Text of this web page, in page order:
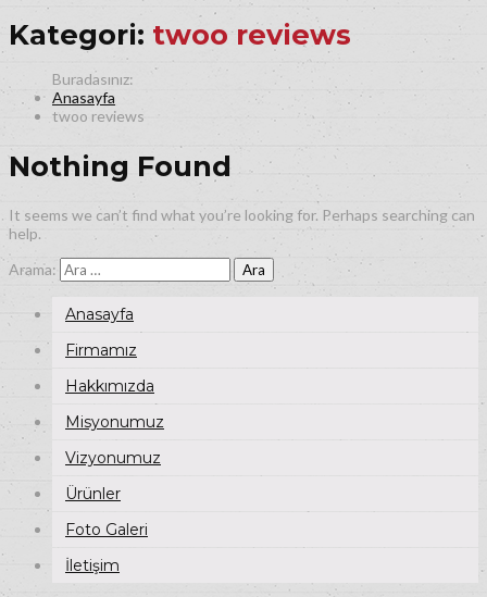
Kategori: twoo reviews
Anasayfa
twoo reviews
Nothing Found
It seems we can’t find what you’re looking for. Perhaps searching can
help.
Arama:
Anasayfa
Firmamız
Hakkımızda
Misyonumuz
Vizyonumuz
Ürünler
Foto Galeri
İletişim